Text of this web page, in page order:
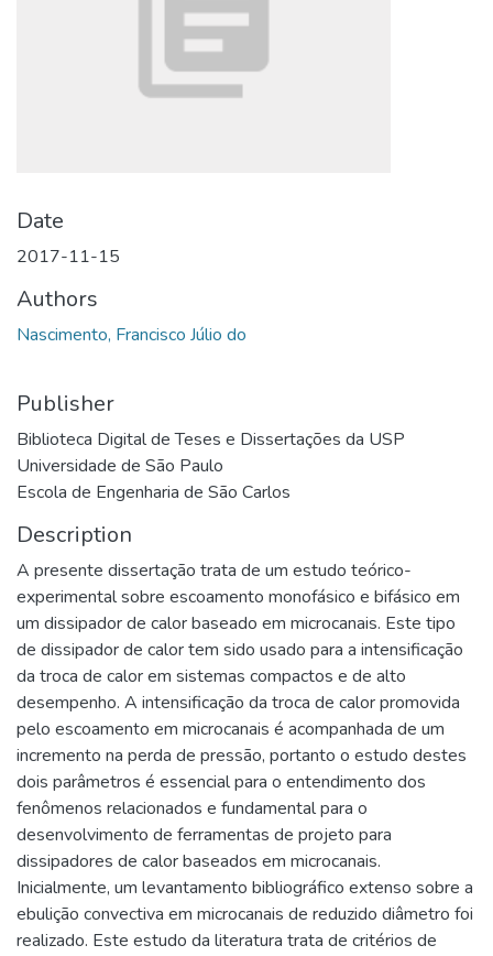
Date
2017-11-15
Authors
Nascimento, Francisco Júlio do
Publisher
Biblioteca Digital de Teses e Dissertações da USP
Universidade de São Paulo
Escola de Engenharia de São Carlos
Description
A presente dissertação trata de um estudo teórico-
experimental sobre escoamento monofásico e bifásico em
um dissipador de calor baseado em microcanais. Este tipo
de dissipador de calor tem sido usado para a intensificação
da troca de calor em sistemas compactos e de alto
desempenho. A intensificação da troca de calor promovida
pelo escoamento em microcanais é acompanhada de um
incremento na perda de pressão, portanto o estudo destes
dois parâmetros é essencial para o entendimento dos
fenômenos relacionados e fundamental para o
desenvolvimento de ferramentas de projeto para
dissipadores de calor baseados em microcanais.
Inicialmente, um levantamento bibliográfico extenso sobre a
ebulição convectiva em microcanais de reduzido diâmetro foi
realizado. Este estudo da literatura trata de critérios de